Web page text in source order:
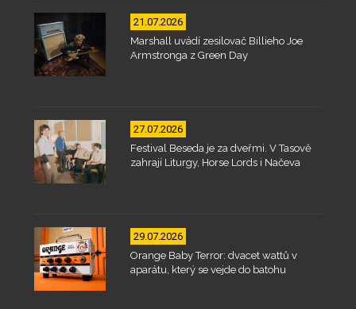
21.07.2026
Marshall uvádí zesilovač Billieho Joe
Armstronga z Green Day
27.07.2026
Festival Beseda je za dveřmi. V Tasově
zahrají Liturgy, Horse Lords i Načeva
29.07.2026
Orange Baby Terror: dvacet wattů v
aparátu, který se vejde do batohu